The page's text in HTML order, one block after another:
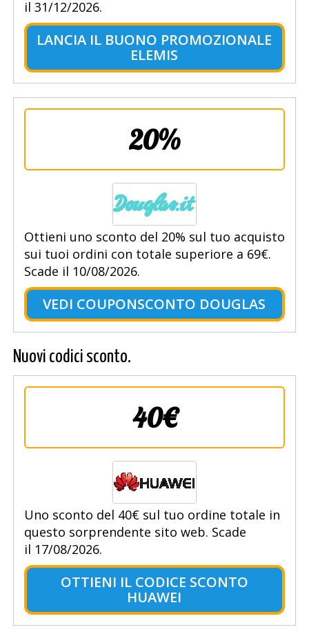
il 31/12/2026.
LANCIA IL BUONO PROMOZIONALE
ELEMIS
20%
Ottieni uno sconto del 20% sul tuo acquisto
sui tuoi ordini con totale superiore a 69€.
Scade il 10/08/2026.
VEDI COUPONSCONTO DOUGLAS
Nuovi codici sconto.
40€
Uno sconto del 40€ sul tuo ordine totale in
questo sorprendente sito web. Scade
il 17/08/2026.
OTTIENI IL CODICE SCONTO
HUAWEI